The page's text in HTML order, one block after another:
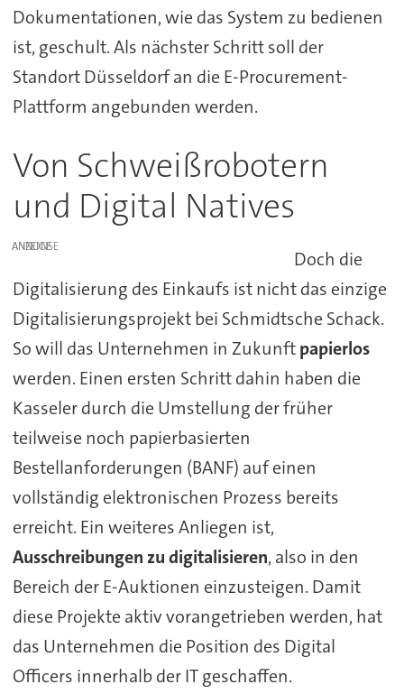
Dokumentationen, wie das System zu bedienen
ist, geschult. Als nächster Schritt soll der
Standort Düsseldorf an die E-Procurement-
Plattform angebunden werden.
Von Schweißrobotern
und Digital Natives
ANZEIGE
Doch die
Digitalisierung des Einkaufs ist nicht das einzige
Digitalisierungsprojekt bei Schmidtsche Schack.
So will das Unternehmen in Zukunftpapierlos
werden. Einen ersten Schritt dahin haben die
Kasseler durch die Umstellung der früher
teilweise noch papierbasierten
Bestellanforderungen (BANF) auf einen
vollständig elektronischen Prozess bereits
erreicht. Ein weiteres Anliegen ist,
Ausschreibungen zu digitalisieren, also in den
Bereich der E-Auktionen einzusteigen. Damit
diese Projekte aktiv vorangetrieben werden, hat
das Unternehmen die Position des Digital
Officers innerhalb der IT geschaffen.